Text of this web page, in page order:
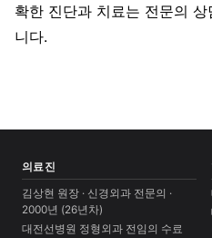
확한 진단과 치료는 전문의
니다.
의료진
김상현 원장 · 신경외과 전문의 ·
2000년 (26년차)
대전선병원 정형외과 전임의 수료